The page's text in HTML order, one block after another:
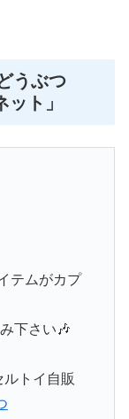
うぶつ
ト」
テムがカプ
下さい🎶
トイ自販